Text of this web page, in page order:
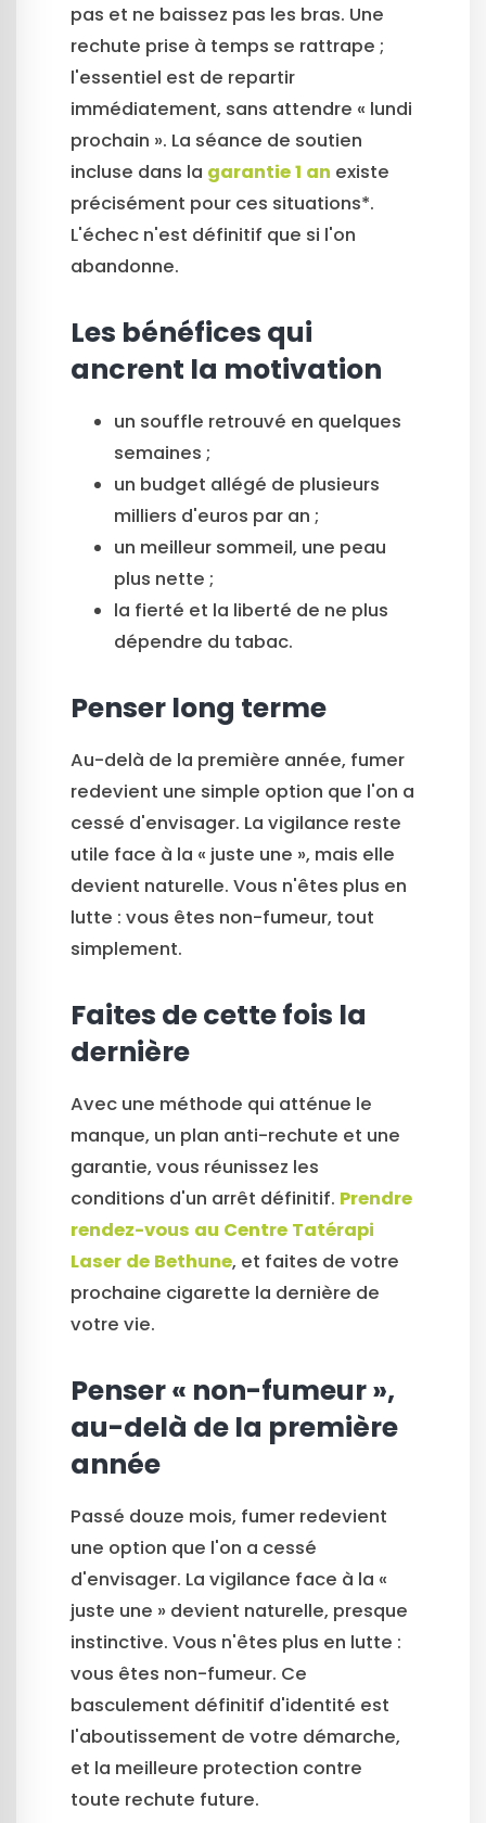
pas et ne baissez pas les bras. Une
rechute prise à temps se rattrape ;
l'essentiel est de repartir
immédiatement, sans attendre « lundi
prochain ». La séance de soutien
incluse dans la garantie 1 an existe
précisément pour ces situations*.
L'échec n'est définitif que si l'on
abandonne.
Les bénéfices qui
ancrent la motivation
un souffle retrouvé en quelques
semaines ;
un budget allégé de plusieurs
milliers d'euros par an ;
un meilleur sommeil, une peau
plus nette ;
la fierté et la liberté de ne plus
dépendre du tabac.
Penser long terme
Au-delà de la première année, fumer
redevient une simple option que l'on a
cessé d'envisager. La vigilance reste
utile face à la « juste une », mais elle
devient naturelle. Vous n'êtes plus en
lutte : vous êtes non-fumeur, tout
simplement.
Faites de cette fois la
dernière
Avec une méthode qui atténue le
manque, un plan anti-rechute et une
garantie, vous réunissez les
conditions d'un arrêt définitif. Prendre
rendez-vous au Centre Tatérapi
Laser de Bethune, et faites de votre
prochaine cigarette la dernière de
votre vie.
Penser « non-fumeur »,
au-delà de la première
année
Passé douze mois, fumer redevient
une option que l'on a cessé
d'envisager. La vigilance face à la «
juste une » devient naturelle, presque
instinctive. Vous n'êtes plus en lutte :
vous êtes non-fumeur. Ce
basculement définitif d'identité est
l'aboutissement de votre démarche,
et la meilleure protection contre
toute rechute future.